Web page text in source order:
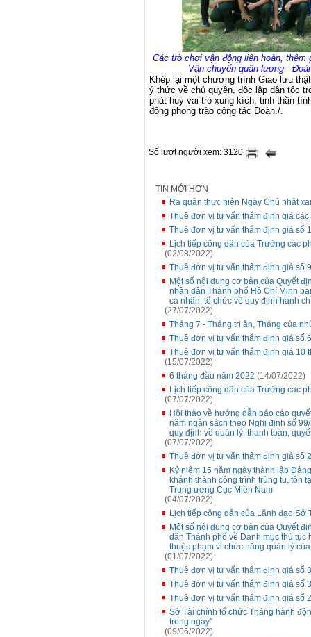
Các trò chơi vận động liên hoàn,
Vận chuyển quân lương -
Khép lại một chương trình Giao lưu
ý thức về chủ quyền, độc lập dân tộc
phát huy vai trò xung kích, tinh thần
động phong trào công tác Đoàn./.
Số lượt người xem: 3120
TIN MỚI HƠN
Ra quân thực hiện Ngày Chủ nhật
Thuê đơn vị tư vấn thẩm định giá các
Thuê đơn vị tư vấn thẩm định giá số
Lịch tiếp công dân của Trưởng các
(02/08/2022)
Thuê đơn vị tư vấn thẩm định giá số
Một số nội dung cơ bản của Quyết
nhân dân Thành phố Hồ Chí Minh
cá nhân, tổ chức về quy định hành
(27/07/2022)
Tháng 7 - Tháng tri ân, Tháng của
Thuê đơn vị tư vấn thẩm định giá số
Thuê đơn vị tư vấn thẩm định giá
(15/07/2022)
6 tháng đầu năm 2022 (14/07/2022)
Lịch tiếp công dân của Trưởng các
(07/07/2022)
Hội thảo về hướng dẫn báo cáo
năm ngân sách theo Nghị định số
quy định về quản lý, thanh toán,
(07/07/2022)
Thuê đơn vị tư vấn thẩm định giá số
Kỷ niệm 15 năm ngày thành lập
khánh thành công trình trùng tu, tôn
Trung ương Cục Miền Nam
(04/07/2022)
Lịch tiếp công dân của Lãnh đạo Sở
Một số nội dung cơ bản của Quyết
dân Thành phố về Danh mục thủ
thuộc phạm vi chức năng quản lý
(01/07/2022)
Thuê đơn vị tư vấn thẩm định giá số
Thuê đơn vị tư vấn thẩm định giá số
Thuê đơn vị tư vấn thẩm định giá số
Sở Tài chính tổ chức Tháng hành
trong ngày”
(09/06/2022)